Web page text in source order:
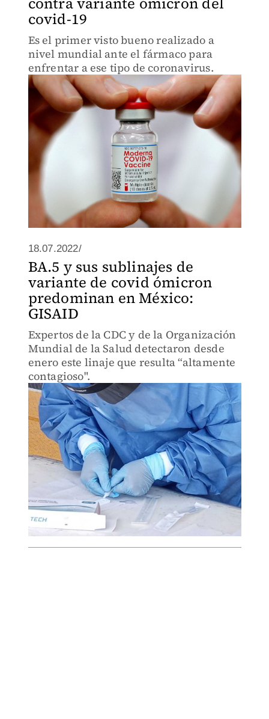
covid-19
Es el primer visto bueno realizado a
nivel mundial ante el fármaco para
enfrentar a ese tipo de coronavirus.
18.07.2022/
BA.5 y sus sublinajes de
variante de covid ómicron
predominan en México:
GISAID
Expertos de la CDC y de la Organización
Mundial de la Salud detectaron desde
enero este linaje que resulta “altamente
contagioso".